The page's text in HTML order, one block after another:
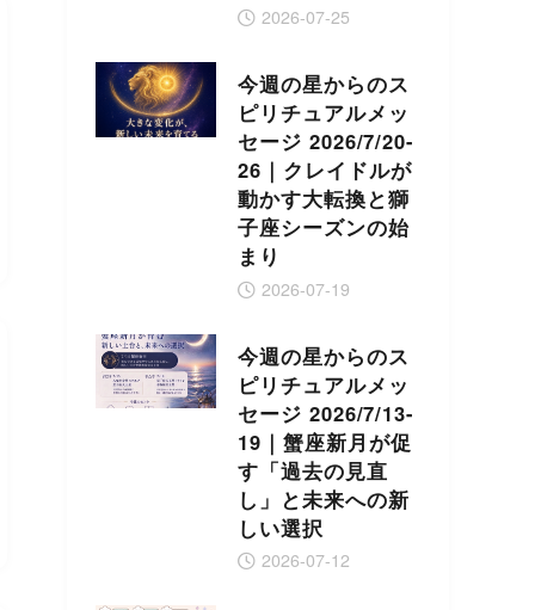
2026-07-25
今週の星からのス
ピリチュアルメッ
セージ 2026/7/20-
26｜クレイドルが
動かす大転換と獅
子座シーズンの始
まり
2026-07-19
今週の星からのス
ピリチュアルメッ
セージ 2026/7/13-
19｜蟹座新月が促
す「過去の見直
し」と未来への新
しい選択
2026-07-12